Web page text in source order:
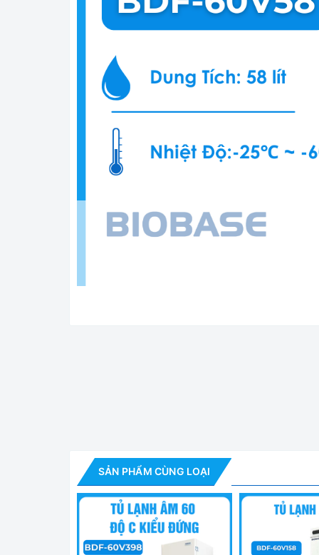
✅ Đặc biệt tủ rất phù hợp cho việc bảo quản
sâu như: Vắc xin Comirnaty của Pfizer -
COVID-19 của hãng Moderna (-15 đến -50 độ C/
Điều khiển và kiểm soát tốt nhiệt độ - Độ đồng
SẢN PHẨM CÙNG LOẠI